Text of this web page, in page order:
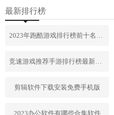
最新排行榜
2023年跑酷游戏排行榜前十名合集
竞速游戏推荐手游排行榜最新2023
剪辑软件下载安装免费手机版
2023办公软件有哪些合集软件